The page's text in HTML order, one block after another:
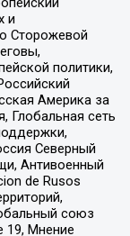
и
Сторожевой
политики,
Америка за
Глобальная сеть
Северный
Антивоенный
de Rusos
союз
19, Мнение